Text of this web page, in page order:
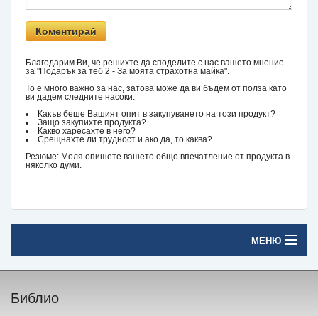
Благодарим Ви, че решихте да споделите с нас вашето мнение
за "Подарък за теб 2 - За моята страхотна майка".
То е много важно за нас, затова може да ви бъдем от полза като
ви дадем следните насоки:
Какъв беше Вашият опит в закупуването на този продукт?
Защо закупихте продукта?
Какво харесахте в него?
Срещнахте ли трудност и ако да, то каква?
Резюме: Моля опишете вашето общо впечатление от продукта в
няколко думи.
МЕНЮ
Начало
Печатни книги
Библио